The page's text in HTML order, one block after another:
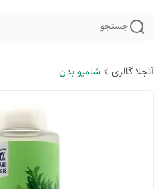
جستجو
آنجلا گالری شامپو بدن